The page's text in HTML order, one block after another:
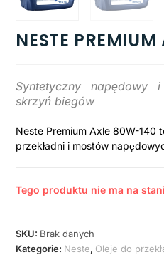
NESTE
Syntetyczny napędowy
skrzyń biegów
Neste Premium Axle 80W-140
przekładni i mostów
Tego produktu nie ma na
SKU: Brak danych
Kategorie: Neste, Oleje do